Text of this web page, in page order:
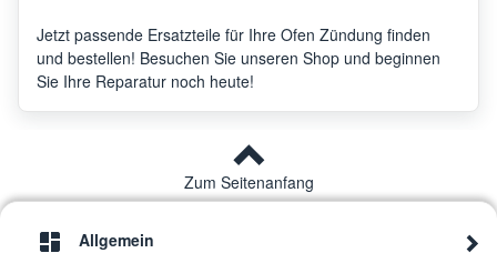
Jetzt passende Ersatzteile für Ihre Ofen Zündung finden
und bestellen! Besuchen Sie unseren Shop und beginnen
Sie Ihre Reparatur noch heute!
Zum Seitenanfang
Allgemein